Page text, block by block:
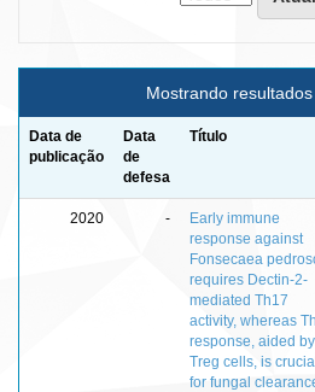
Mostrando
Data de
publicação
Data
de
defesa
Título
2020 -
Early immune
response against
Fonsecaea
requires Dectin-2-
mediated Th17
activity, whereas
response, aided by
Treg cells, is
for fungal